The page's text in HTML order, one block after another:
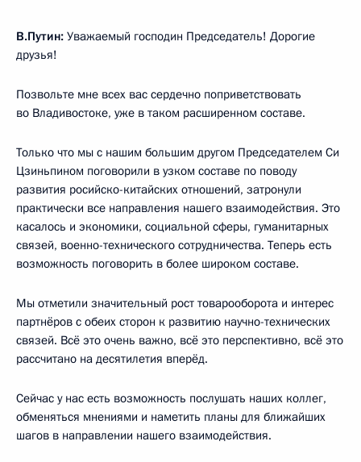
В.Путин: Уважаемый господин Председатель! Дорогие
друзья!
Позвольте мне всех вас сердечно поприветствовать
во Владивостоке, уже в таком расширенном составе.
Только что мы с нашим большим другом Председателем Си
Цзиньпином поговорили в узком составе по поводу
развития росийско-китайских отношений, затронули
практически все направления нашего взаимодействия. Это
касалось и экономики, социальной сферы, гуманитарных
связей, военно-технического сотрудничества. Теперь есть
возможность поговорить в более широком составе.
Мы отметили значительный рост товарооборота и интерес
партнёров с обеих сторон к развитию научно-технических
связей. Всё это очень важно, всё это перспективно, всё это
рассчитано на десятилетия вперёд.
Сейчас у нас есть возможность послушать наших коллег,
обменяться мнениями и наметить планы для ближайших
шагов в направлении нашего взаимодействия.